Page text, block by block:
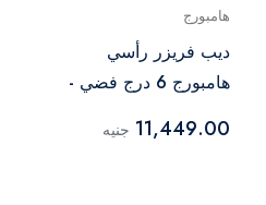
هامبورج
ديب فريزر رأسي
هامبورج 6 درج فضي -
11,449.00 جنيه